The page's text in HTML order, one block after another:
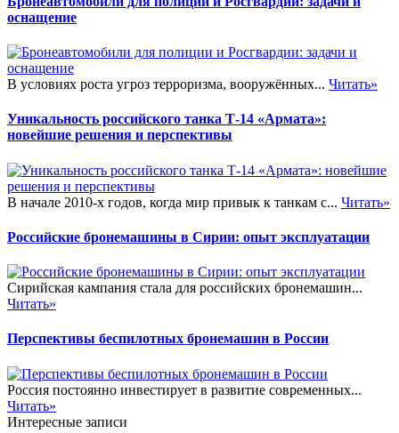
оснащение
В условиях роста угроз терроризма, вооружённых... Читать»
Уникальность российского танка Т-14 «Армата»:
новейшие решения и перспективы
В начале 2010-х годов, когда мир привык к танкам с... Читать»
Российские бронемашины в Сирии: опыт эксплуатации
Сирийская кампания стала для российских бронемашин...
Читать»
Перспективы беспилотных бронемашин в России
Россия постоянно инвестирует в развитие современных...
Читать»
Интересные записи